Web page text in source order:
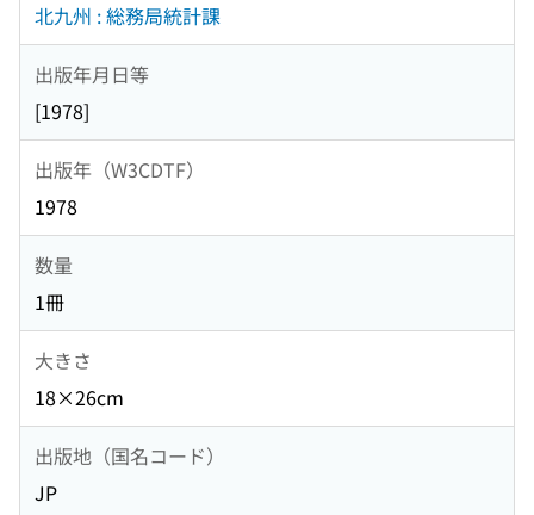
北九州 : 総務局統計課
出版年月日等
[1978]
出版年（W3CDTF）
1978
数量
1冊
大きさ
18×26cm
出版地（国名コード）
JP